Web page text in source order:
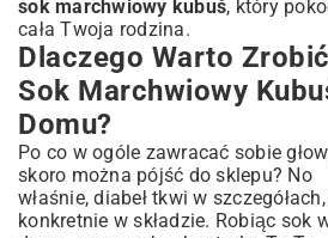
sok marchwiowy kubuś, który
cała Twoja rodzina.
Dlaczego Warto Zrobić
Sok Marchwiowy
Domu?
Po co w ogóle zawracać sobie
skoro można pójść do sklepu? No
właśnie, diabeł tkwi w
konkretnie w składzie. Robiąc sok